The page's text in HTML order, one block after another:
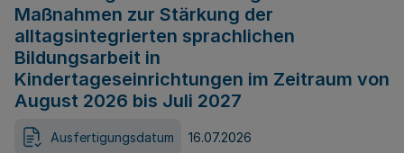
Maßnahmen zur Stärkung der
alltagsintegrierten sprachlichen
Bildungsarbeit in
Kindertageseinrichtungen im Zeitraum von
August 2026 bis Juli 2027
Ausfertigungsdatum 16.07.2026